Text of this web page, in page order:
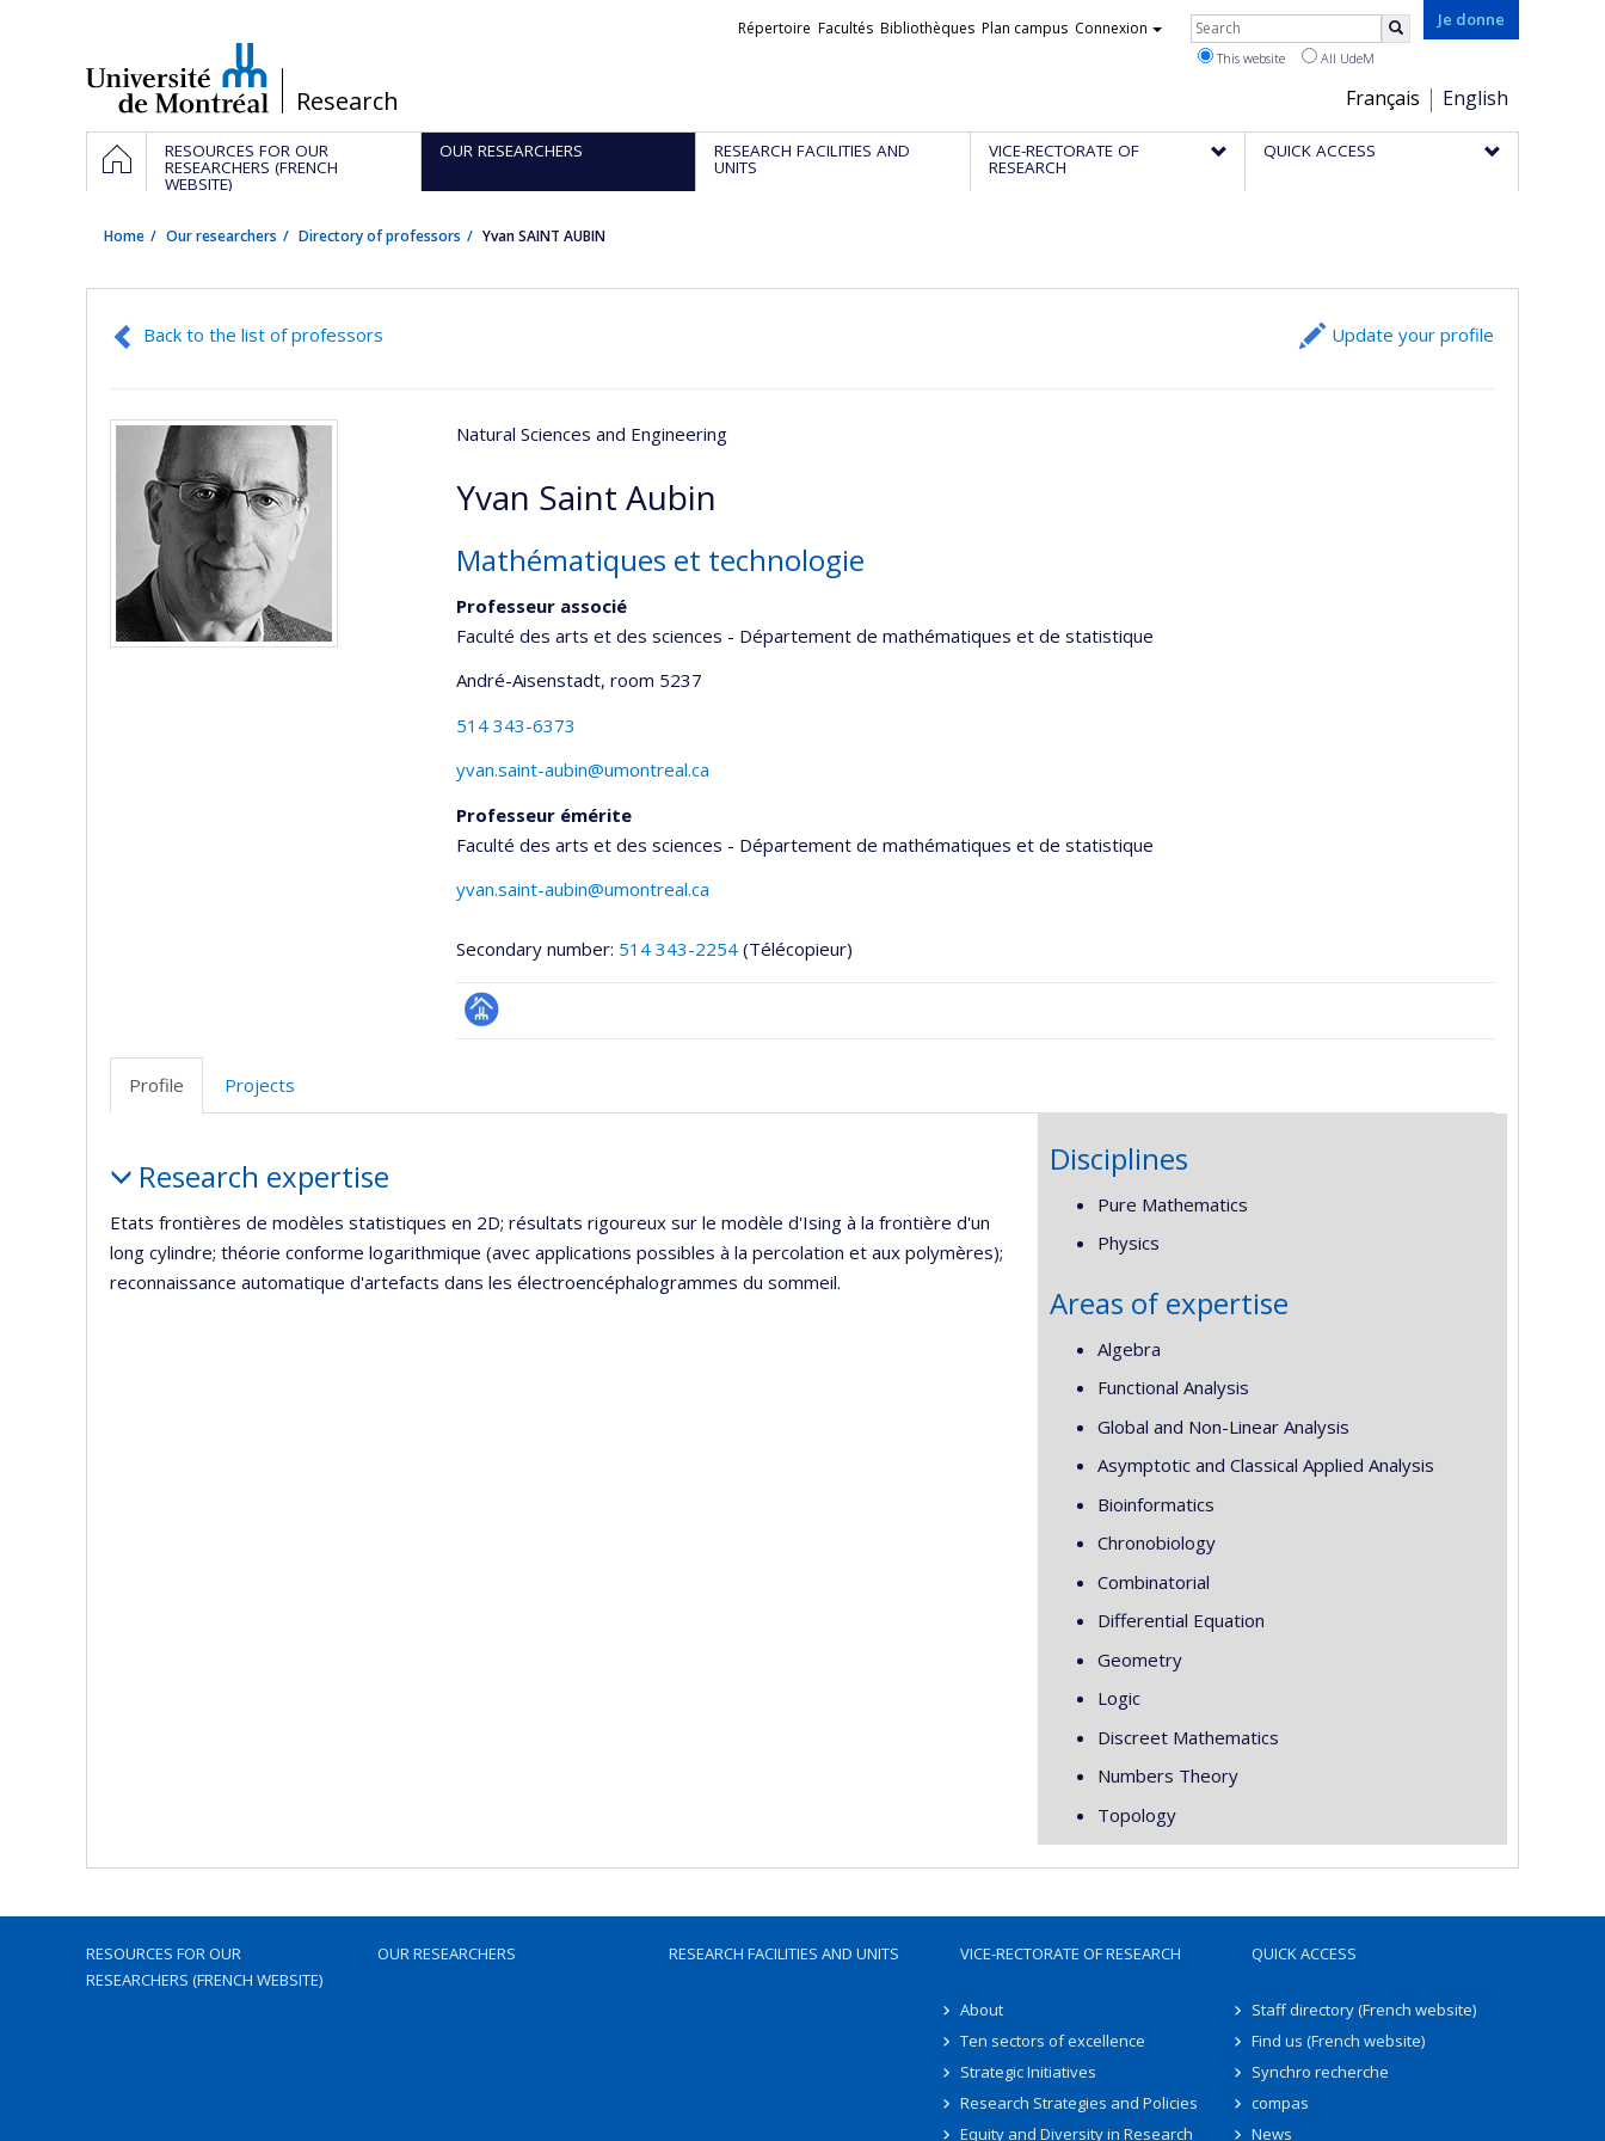
/Research
Je donne
Choix
de
la
Français English
Liens
Répertoire Facultés Bibliothèques Plan campus Connexion Rechercher
This website All UdeM
Navigation
principale
HOMERESOURCES FOR OUR
RESEARCHERS (FRENCH
WEBSITE)
OUR RESEARCHERS RESEARCH FACILITIES AND
UNITS
VICE-RECTORATE OF
RESEARCH
QUICK ACCESS
Home Our researchers Directory of professors Yvan SAINT AUBIN
Back to the list of professors Update your profile
Natural Sciences and Engineering
Yvan Saint Aubin
Mathématiques et technologie
Professeur associé
Faculté des arts et des sciences - Département de mathématiques et de statistique
André-Aisenstadt, room 5237
514 343-6373
yvan.saint-aubin@umontreal.ca
Professeur émérite
Faculté des arts et des sciences - Département de mathématiques et de statistique
yvan.saint-aubin@umontreal.ca
Secondary number: 514 343-2254 (Télécopieur)
Page
Profile Projects
Research expertise
Etats frontières de modèles statistiques en 2D; résultats rigoureux sur le modèle d'Ising à la frontière d'un
long cylindre; théorie conforme logarithmique (avec applications possibles à la percolation et aux polymères);
reconnaissance automatique d'artefacts dans les électroencéphalogrammes du sommeil.
Disciplines
Pure Mathematics
Physics
Areas of expertise
Algebra
Functional Analysis
Global and Non-Linear Analysis
Asymptotic and Classical Applied Analysis
Bioinformatics
Chronobiology
Combinatorial
Differential Equation
Geometry
Logic
Discreet Mathematics
Numbers Theory
Topology
RESOURCES FOR OUR
RESEARCHERS (FRENCH WEBSITE)
OUR RESEARCHERS RESEARCH FACILITIES AND UNITS VICE-RECTORATE OF RESEARCH
About
Ten sectors of excellence
Strategic Initiatives
Research Strategies and Policies
Equity and Diversity in Research
QUICK ACCESS
Staff directory (French website)
Find us (French website)
Synchro recherche
compas
News